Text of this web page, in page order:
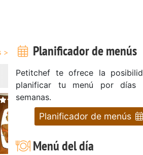
Planificador de menús
Petitchef te ofrece la
planificar tu menú por días
semanas.
Planificador de menús
Menú del día